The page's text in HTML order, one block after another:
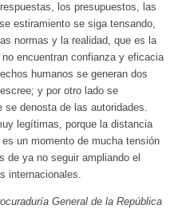
los presupuestos, las
estiramiento se siga tensando,
normas y la realidad, que es la
encuentran confianza y eficacia
humanos se generan dos
y por otro lado se
denosta de las autoridades.
legítimas, porque la distancia
un momento de mucha tensión
de ya no seguir ampliando el
internacionales.
General de la República